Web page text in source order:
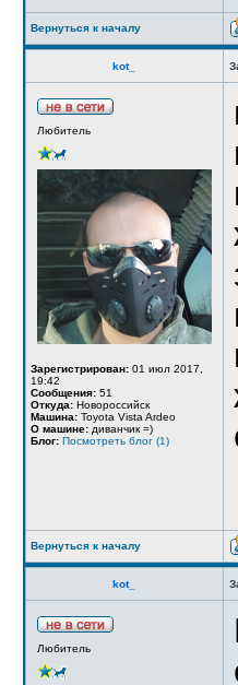
Вернуться к началу
kot_
Любитель
Зарегистрирован: 01 июл 2017,
19:42
Сообщения: 51
Откуда: Новороссийск
Машина: Toyota Vista Ardeo
О машине: диванчик =)
Блог: Посмотреть блог (1)
Вернуться к началу
kot_
Любитель